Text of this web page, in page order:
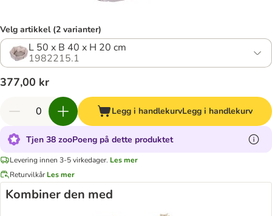
Velg artikkel (2 varianter)
L 50 x B 40 x H 20 cm
1982215.1
377,00 kr
Legg i handlekurvLegg i handlekurv
Tjen 38 zooPoeng på dette produktet
Levering innen 3-5 virkedager. Les mer
Returvilkår Les mer
Kombiner den med